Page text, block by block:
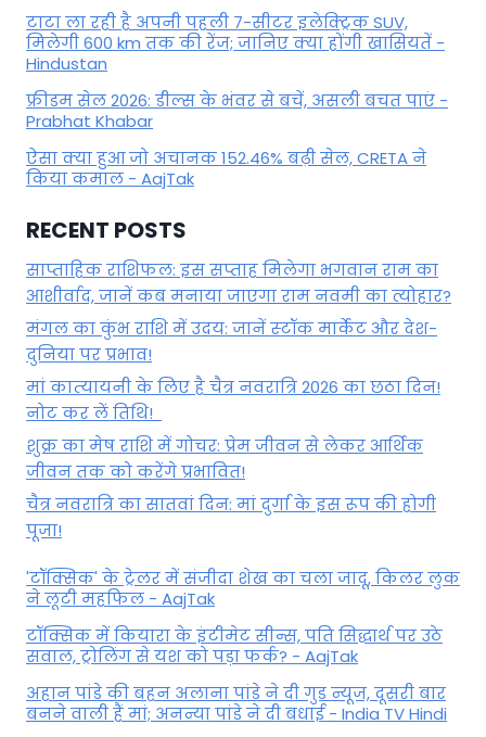
टाटा ला रही है अपनी पहली 7-सीटर इलेक्ट्रिक SUV,
मिलेगी 600 km तक की रेंज; जानिए क्या होंगी खासियतें -
Hindustan
फ्रीडम सेल 2026: डील्स के भंवर से बचें, असली बचत पाएं -
Prabhat Khabar
ऐसा क्या हुआ जो अचानक 152.46% बढ़ी सेल, CRETA ने
किया कमाल - AajTak
RECENT POSTS
साप्ताहिक राशिफल: इस सप्ताह मिलेगा भगवान राम का
आशीर्वाद, जानें कब मनाया जाएगा राम नवमी का त्योहार?
मंगल का कुंभ राशि में उदय: जानें स्‍टॉक मार्केट और देश-
दुनिया पर प्रभाव!
मां कात्‍यायनी के लिए है चैत्र नवरात्रि 2026 का छठा दिन!
नोट कर लें तिथि!
शुक्र का मेष राशि में गोचर: प्रेम जीवन से लेकर आर्थिक
जीवन तक को करेंगे प्रभावित!
चैत्र नवरात्रि का सातवां दिन: मां दुर्गा के इस रूप की होगी
पूजा!
'टॉक्सिक' के ट्रेलर में संजीदा शेख का चला जादू, किलर लुक
ने लूटी महफिल - AajTak
टॉक्सिक में कियारा के इंटीमेट सीन्स, पति सिद्धार्थ पर उठे
सवाल, ट्रोलिंग से यश को पड़ा फर्क? - AajTak
अहान पांडे की बहन अलाना पांडे ने दी गुड न्यूज, दूसरी बार
बनने वाली हैं मां; अनन्या पांडे ने दी बधाई - India TV Hindi